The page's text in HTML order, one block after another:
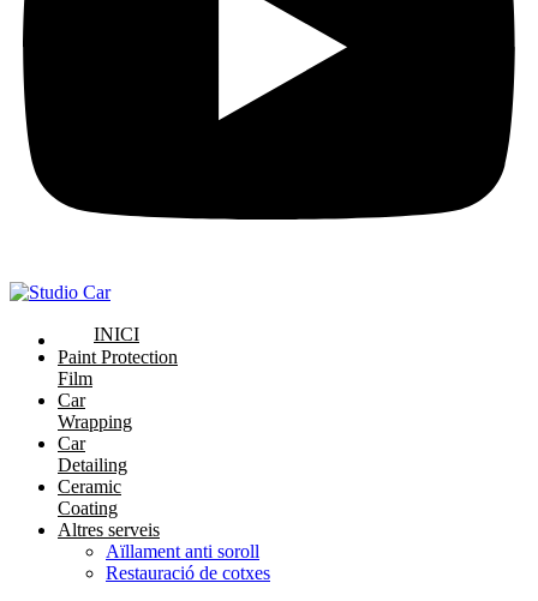
INICI
Paint Protection
Film
Car
Wrapping
Car
Detailing
Ceramic
Coating
Altres serveis
Aïllament anti soroll
Restauració de cotxes